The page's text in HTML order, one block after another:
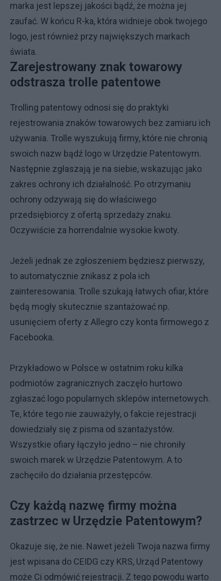
marka jest lepszej jakości bądź, że można jej
zaufać. W końcu R-ka, która widnieje obok twojego
logo, jest również przy największych markach
świata.
Zarejestrowany znak towarowy
odstrasza trolle patentowe
Trolling patentowy odnosi się do praktyki
rejestrowania znaków towarowych bez zamiaru ich
używania. Trolle wyszukują firmy, które nie chronią
swoich nazw bądź logo w Urzędzie Patentowym.
Następnie zgłaszają je na siebie, wskazując jako
zakres ochrony ich działalność. Po otrzymaniu
ochrony odzywają się do właściwego
przedsiębiorcy z ofertą sprzedaży znaku.
Oczywiście za horrendalnie wysokie kwoty.
Jeżeli jednak ze zgłoszeniem będziesz pierwszy,
to automatycznie znikasz z pola ich
zainteresowania. Trolle szukają łatwych ofiar, które
będą mogły skutecznie szantażować np.
usunięciem oferty z Allegro czy konta firmowego z
Facebooka.
Przykładowo w Polsce w ostatnim roku kilka
podmiotów zagranicznych zaczęło hurtowo
zgłaszać logo popularnych sklepów internetowych.
Te, które tego nie zauważyły, o fakcie rejestracji
dowiedziały się z pisma od szantażystów.
Wszystkie ofiary łączyło jedno – nie chroniły
swoich marek w Urzędzie Patentowym. A to
zachęciło do działania przestępców.
Czy każdą nazwę firmy można
zastrzec w Urzędzie Patentowym?
Okazuje się, że nie. Nawet jeżeli Twoja nazwa firmy
jest wpisana do CEIDG czy KRS, Urząd Patentowy
może Ci odmówić rejestracji. Z tego powodu warto